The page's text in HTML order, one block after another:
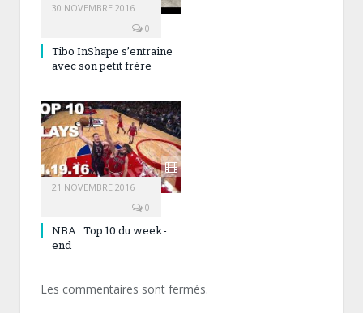
30 NOVEMBRE 2016
0
Tibo InShape s’entraine
avec son petit frère
21 NOVEMBRE 2016
0
NBA : Top 10 du week-
end
Les commentaires sont fermés.